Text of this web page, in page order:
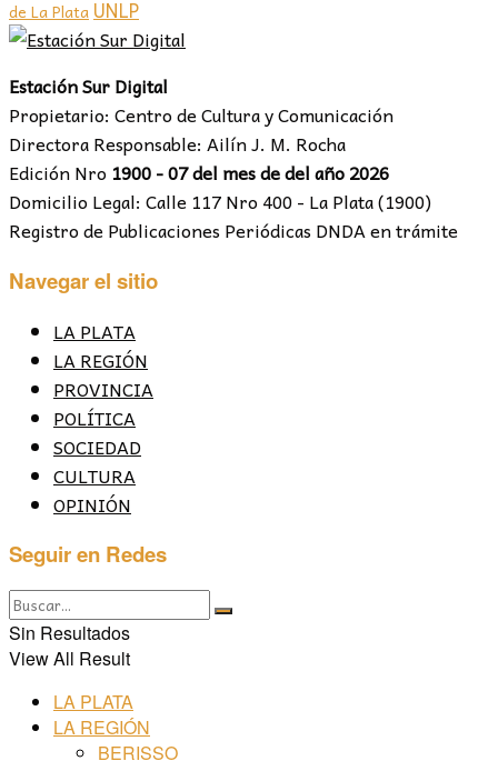
de La Plata UNLP
Estación Sur Digital
Propietario: Centro de Cultura y Comunicación
Directora Responsable: Ailín J. M. Rocha
Edición Nro 1900 - 07 del mes de del año 2026
Domicilio Legal: Calle 117 Nro 400 - La Plata (1900)
Registro de Publicaciones Periódicas DNDA en trámite
Navegar el sitio
LA PLATA
LA REGIÓN
PROVINCIA
POLÍTICA
SOCIEDAD
CULTURA
OPINIÓN
Seguir en Redes
Sin Resultados
View All Result
LA PLATA
LA REGIÓN
BERISSO